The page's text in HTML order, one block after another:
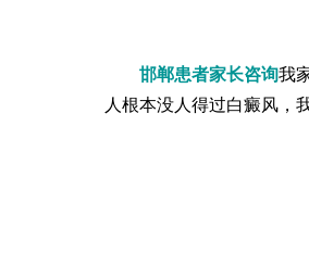
邯郸患者家长咨询我
人根本没人得过白癜风，